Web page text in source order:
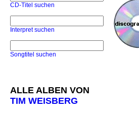
CD-Titel suchen
Interpret suchen
Songtitel suchen
ALLE ALBEN VON
TIM WEISBERG